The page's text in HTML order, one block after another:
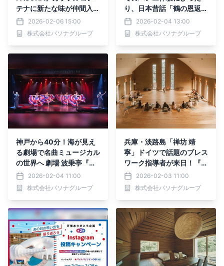
テナに新たな味が仲間入
り！贅沢丼と本格タイ料理
の2店舗が2月より順次オ
ープン！
2026-02-06 15:00
株式会社パソナグループ
り、日本昔話「鶴の恩返
し」をやさしく描く PASO
NA Awaji World Ballet
『こどものためのバレエ
開催
2026-02-04 13:00
株式会社パソナグループ
神戸から40分！海が見え
る劇場で名曲ミュージカル
の世界へ 劇場 波乗亭『ミ
ュージカルミュージカル!!
vol.7』4月5日上演決定
2026-02-04 11:00
株式会社パソナグループ
兵庫・淡路島「禅坊 靖
寧」ドイツで話題のブレス
ワーク指導者が来日！『R
eturn to Essential -呼吸
で還る、本来の私-』3月2
3日、24日に開催！
2026-02-03 11:00
株式会社パソナグループ